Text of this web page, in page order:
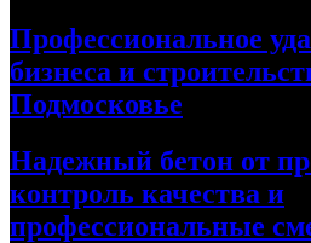
Профессиональное
бизнеса и
Подмосковье
Надежный бетон от
контроль качества и
профессиональные